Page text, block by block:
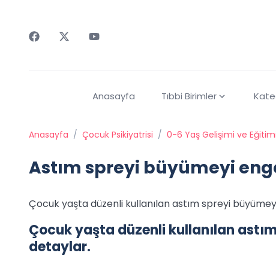
Anasayfa Tıbbi Birimler
Anasayfa / Çocuk Psikiyatrisi / 0-6 Yaş Gelişimi ve Eğitimi
Astım spreyi büyümeyi
Çocuk yaşta düzenli kullanılan astım spreyi
Çocuk yaşta düzenli kullanılan
detaylar.